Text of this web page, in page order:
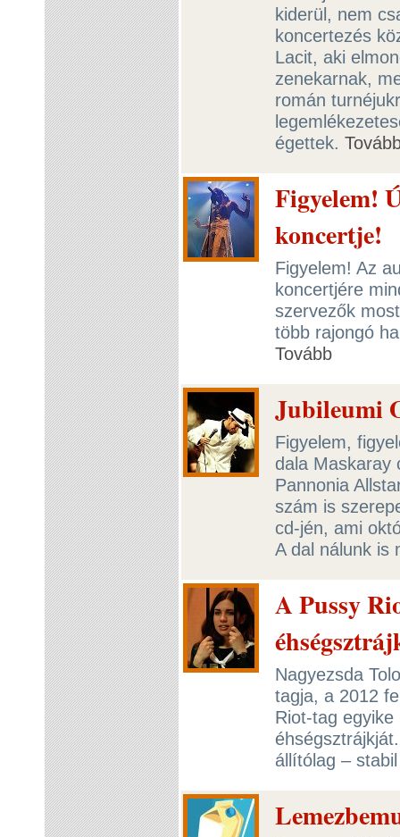
kiderül, nem
koncertezés
Lacit, aki
zenekarnak,
román
égettek.
Figyelem!
koncertje!
Figyelem! Az
koncertjére
szervezők
több rajongó
Tovább
Jubileumi
Figyelem,
dala Maskaray
Pannonia
szám is
cd-jén, ami
A dal nálunk is
A Pussy
Nagyezsda
tagja, a 2012
Riot-tag
állítólag –